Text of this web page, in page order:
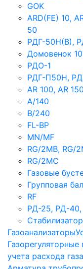
GOK
ARD(FE) 10,
50
РДГ-50Н(В),
Домовенок
РДО-1
РДГ-П50Н,
AR 100, AR
A/140
B/240
FL-BP
MN/MF
RG/2MB, RG/
RG/2MC
Газовые
Групповая
RF
РД-25, РД-
Газоанализаторы
учета расхода газа